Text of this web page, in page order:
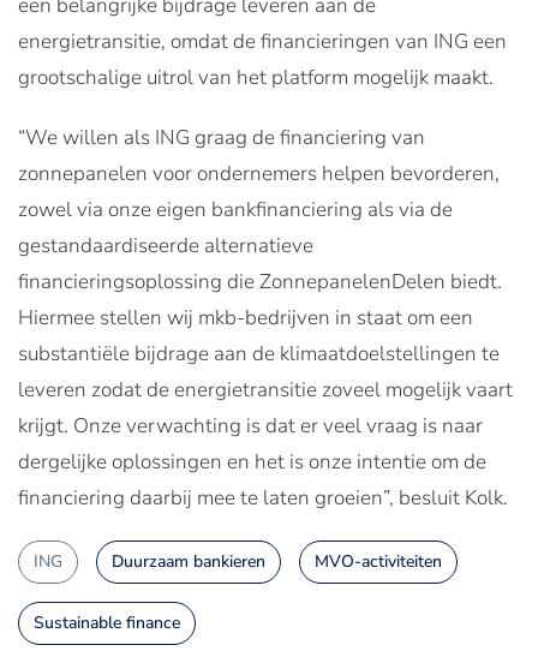
energietransitie, omdat de financieringen van ING een
grootschalige uitrol van het platform mogelijk maakt.
“We willen als ING graag de financiering van
zonnepanelen voor ondernemers helpen bevorderen,
zowel via onze eigen bankfinanciering als via de
gestandaardiseerde alternatieve
financieringsoplossing die ZonnepanelenDelen biedt.
Hiermee stellen wij mkb-bedrijven in staat om een
substantiële bijdrage aan de klimaatdoelstellingen te
leveren zodat de energietransitie zoveel mogelijk vaart
krijgt. Onze verwachting is dat er veel vraag is naar
dergelijke oplossingen en het is onze intentie om de
financiering daarbij mee te laten groeien”, besluit Kolk.
ING Duurzaam bankieren MVO-activiteiten
Sustainable finance